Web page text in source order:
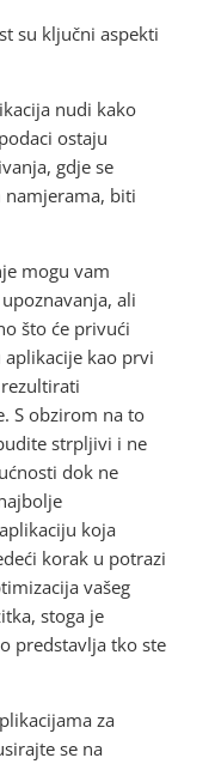
su ključni aspekti
nudi kako
ostaju
gdje se
namjerama, biti
mogu vam
ali
što će privući
kao prvi
S obzirom na to
strpljivi i ne
dok ne
koja
korak u potrazi
vašeg
stoga je
predstavlja tko ste
za
se na